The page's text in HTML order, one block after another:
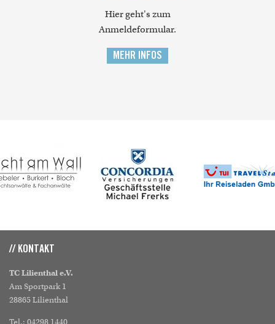
Hier geht's zum
Anmeldeformular.
MEHR INFOS
// KONTAKT
TC Lilienthal e.V.
Am Sportpark 1
28865 Lilienthal